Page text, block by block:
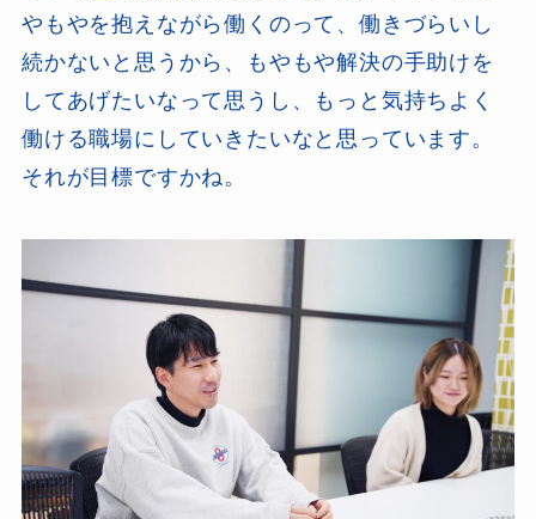
やもやを抱えながら働くのって、働きづらいし
続かないと思うから、もやもや解決の手助けを
してあげたいなって思うし、もっと気持ちよく
働ける職場にしていきたいなと思っています。
それが目標ですかね。